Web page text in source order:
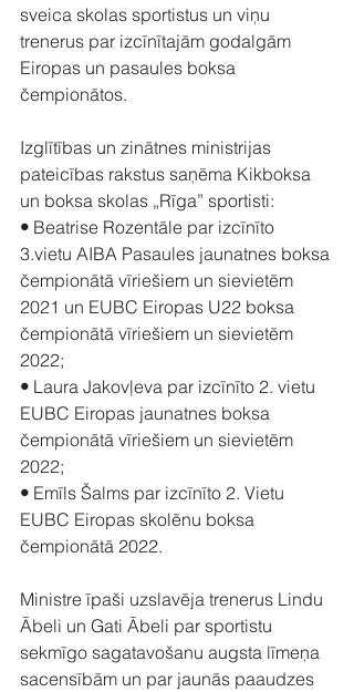
sveica skolas sportistus un viņu
trenerus par izcīnītajām godalgām
Eiropas un pasaules boksa
čempionātos.
Izglītības un zinātnes ministrijas
pateicības rakstus saņēma Kikboksa
un boksa skolas „Rīga” sportisti:
• Beatrise Rozentāle par izcīnīto
3.vietu AIBA Pasaules jaunatnes boksa
čempionātā vīriešiem un sievietēm
2021 un EUBC Eiropas U22 boksa
čempionātā vīriešiem un sievietēm
2022;
• Laura Jakovļeva par izcīnīto 2. vietu
EUBC Eiropas jaunatnes boksa
čempionātā vīriešiem un sievietēm
2022;
• Emīls Šalms par izcīnīto 2. Vietu
EUBC Eiropas skolēnu boksa
čempionātā 2022.
Ministre īpaši uzslavēja trenerus Lindu
Ābeli un Gati Ābeli par sportistu
sekmīgo sagatavošanu augsta līmeņa
sacensībām un par jaunās paaudzes